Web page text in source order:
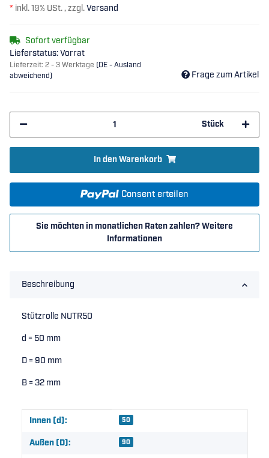
* inkl. 19% USt. , zzgl.Versand
Sofort verfügbar
Lieferstatus: Vorrat
Lieferzeit: 2 - 3 Werktage (DE - Ausland
abweichend)
Frage zum Artikel
Stück
In den Warenkorb
Consent erteilen
Sie möchten in monatlichen Raten zahlen?Weitere
Informationen
Beschreibung
Stützrolle NUTR50
d = 50 mm
D = 90 mm
B = 32 mm
Produkteigenschaft
Wert
Innen (d): 50
Außen (D): 90